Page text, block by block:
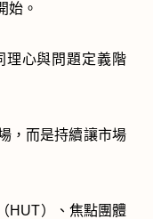
始。
理心與問題定義階
，而是持續讓市場
HUT）、焦點團體